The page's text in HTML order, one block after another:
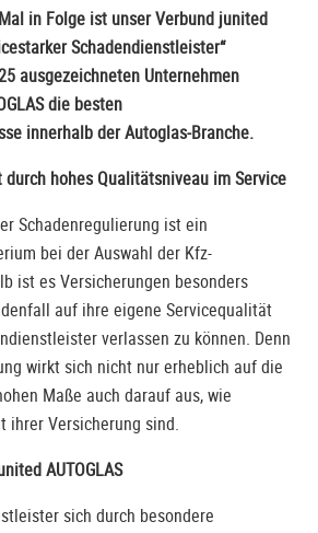
in Folge ist unser Verbund junited
Schadendienstleister“
ausgezeichneten Unternehmen
die besten
innerhalb der Autoglas-Branche.
durch hohes Qualitätsniveau im Service
Schadenregulierung ist ein
bei der Auswahl der Kfz-
ist es Versicherungen besonders
auf ihre eigene Servicequalität
verlassen zu können. Denn
wirkt sich nicht nur erheblich auf die
Maße auch darauf aus, wie
ihrer Versicherung sind.
AUTOGLAS
sich durch besondere